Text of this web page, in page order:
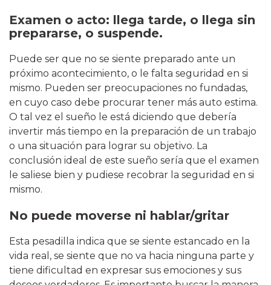
Examen o acto: llega tarde, o llega sin
prepararse, o suspende.
Puede ser que no se siente preparado ante un
próximo acontecimiento, o le falta seguridad en si
mismo. Pueden ser preocupaciones no fundadas,
en cuyo caso debe procurar tener más auto estima.
O tal vez el sueño le está diciendo que debería
invertir más tiempo en la preparación de un trabajo
o una situación para lograr su objetivo. La
conclusión ideal de este sueño sería que el examen
le saliese bien y pudiese recobrar la seguridad en si
mismo.
No puede moverse ni hablar/gritar
Esta pesadilla indica que se siente estancado en la
vida real, se siente que no va hacia ninguna parte y
tiene dificultad en expresar sus emociones y sus